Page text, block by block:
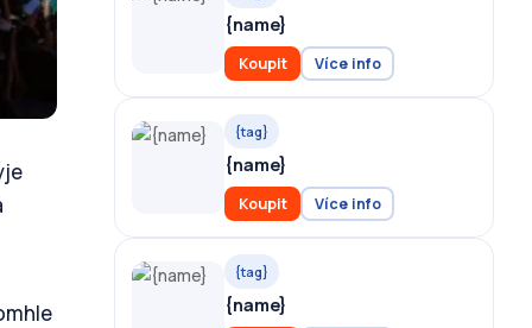
{name}
Koupit Více info
{tag}
{name}
Koupit Více info
{tag}
{name}